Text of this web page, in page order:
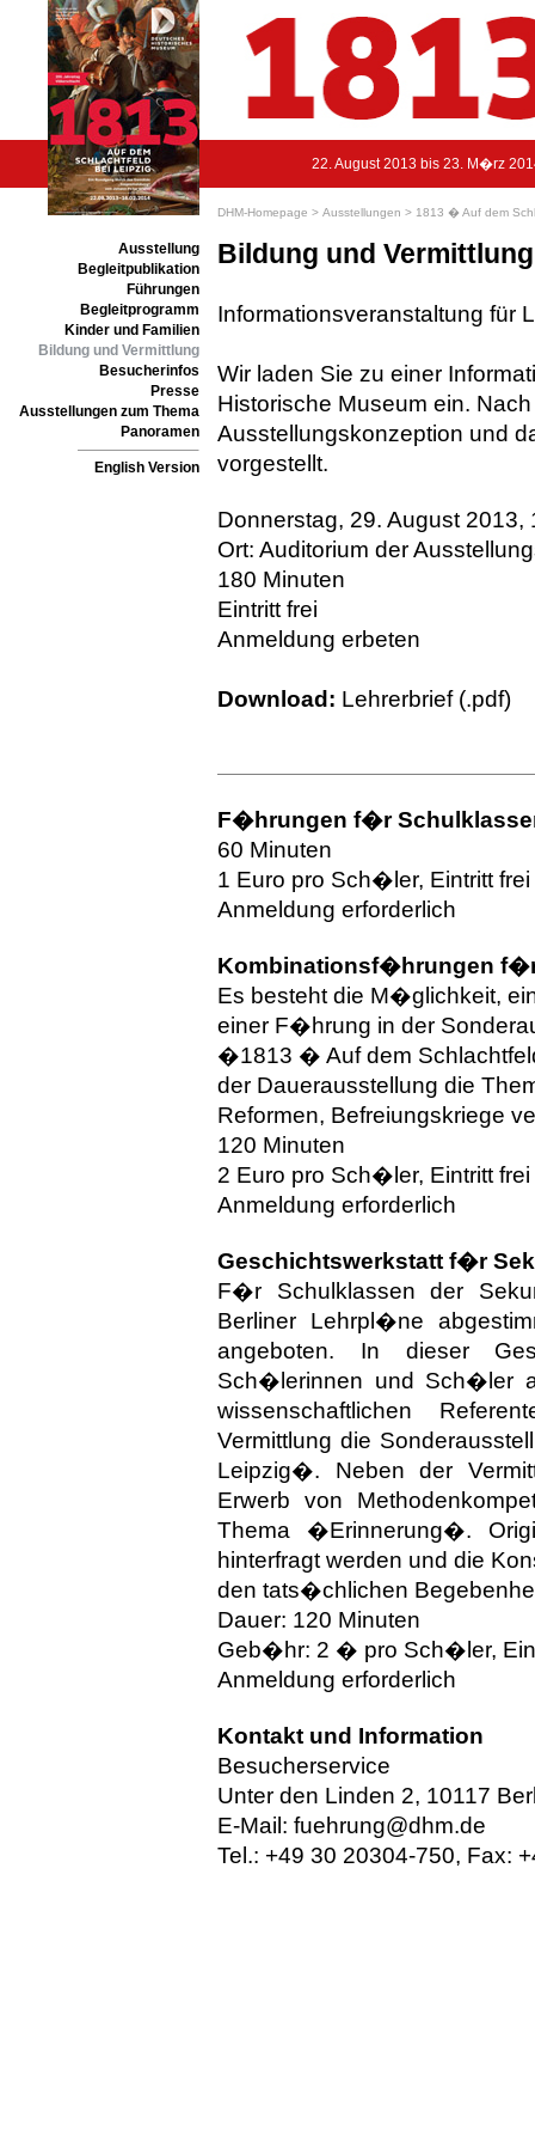
22. August 2013 bis 23. M�rz
DHM-Homepage > Ausstellungen > 1813 � Auf dem
Ausstellung
Begleitpublikation
Führungen
Begleitprogramm
Kinder und Familien
Bildung und Vermittlung
Besucherinfos
Presse
Ausstellungen zum Thema
Panoramen
English Version
Bildung und Vermittlung
Informationsveranstaltung für
Wir laden Sie zu einer
Historische Museum ein.
Ausstellungskonzeption und
vorgestellt.
Donnerstag, 29. August 2013,
Ort: Auditorium der
180 Minuten
Eintritt frei
Anmeldung erbeten
Download: Lehrerbrief(.pdf)
F�hrungen f�r
60 Minuten
1 Euro pro Sch�ler, Eintritt frei
Anmeldung erforderlich
Kombinationsf�hrungen
Es besteht die M�glichkeit,
einer F�hrung in der
�1813 � Auf dem
der Dauerausstellung die
Reformen, Befreiungskriege
120 Minuten
2 Euro pro Sch�ler, Eintritt frei
Anmeldung erforderlich
Geschichtswerkstatt f�r
F�r Schulklassen der
Berliner Lehrpl�ne
angeboten. In dieser
Sch�lerinnen und Sch�ler
wissenschaftlichen
Vermittlung die
Leipzig�. Neben der
Erwerb von
Thema �Erinnerung�.
hinterfragt werden und die
den tats�chlichen
Dauer: 120 Minuten
Geb�hr: 2 � pro Sch�ler,
Anmeldung erforderlich
Kontakt und Information
Besucherservice
Unter den Linden 2, 10117
E-Mail: fuehrung@dhm.de
Tel.: +49 30 20304-750, Fax: